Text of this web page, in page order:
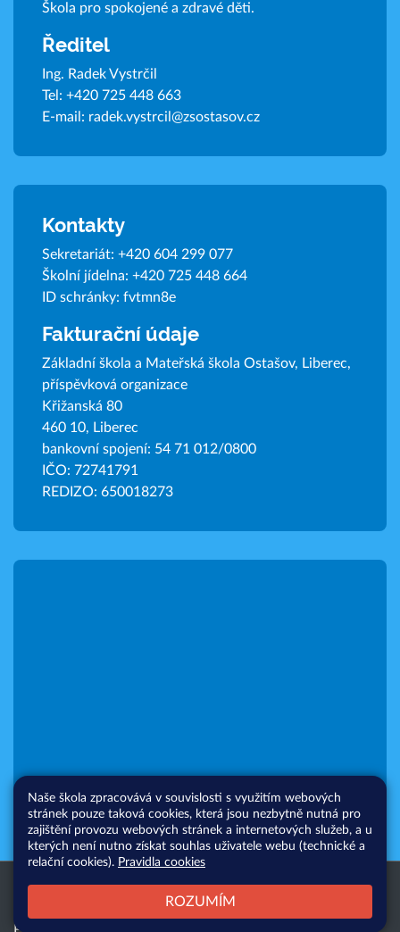
Škola pro spokojené a zdravé děti.
Ředitel
Ing. Radek Vystrčil
Tel: +420 725 448 663
E-mail: radek.vystrcil@zsostasov.cz
Kontakty
Sekretariát: +420 604 299 077
Školní jídelna: +420 725 448 664
ID schránky: fvtmn8e
Fakturační údaje
Základní škola a Mateřská škola Ostašov, Liberec,
příspěvková organizace
Křižanská 80
460 10, Liberec
bankovní spojení: 54 71 012/0800
IČO: 72741791
REDIZO: 650018273
Všechna práva vyhrazena. Copyright
|Přihlásit|
Web školy
Naše škola zpracovává v souvislosti s využitím webových
stránek pouze taková cookies, která jsou nezbytně nutná pro
zajištění provozu webových stránek a internetových služeb, a u
kterých není nutno získat souhlas uživatele webu (technické a
relační cookies). Pravidla cookies
ROZUMÍM